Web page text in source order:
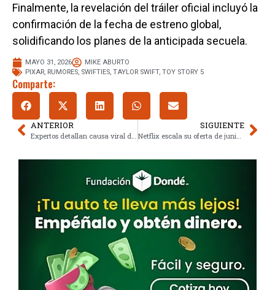
Finalmente, la revelación del tráiler oficial incluyó la
confirmación de la fecha de estreno global,
solidificando los planes de la anticipada secuela.
MAYO 31, 2026
MIKE ABURTO
PIXAR, RUMORES, SWIFTIES, TAYLOR SWIFT, TOY STORY 5
Comparte:
ANTERIOR SIGUIENTE